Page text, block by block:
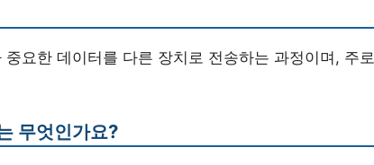
요한 데이터를 다른 장치로 전송하는 과정이며, 주로
무엇인가요?